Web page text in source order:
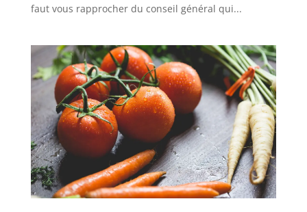
faut vous rapprocher du conseil général qui...